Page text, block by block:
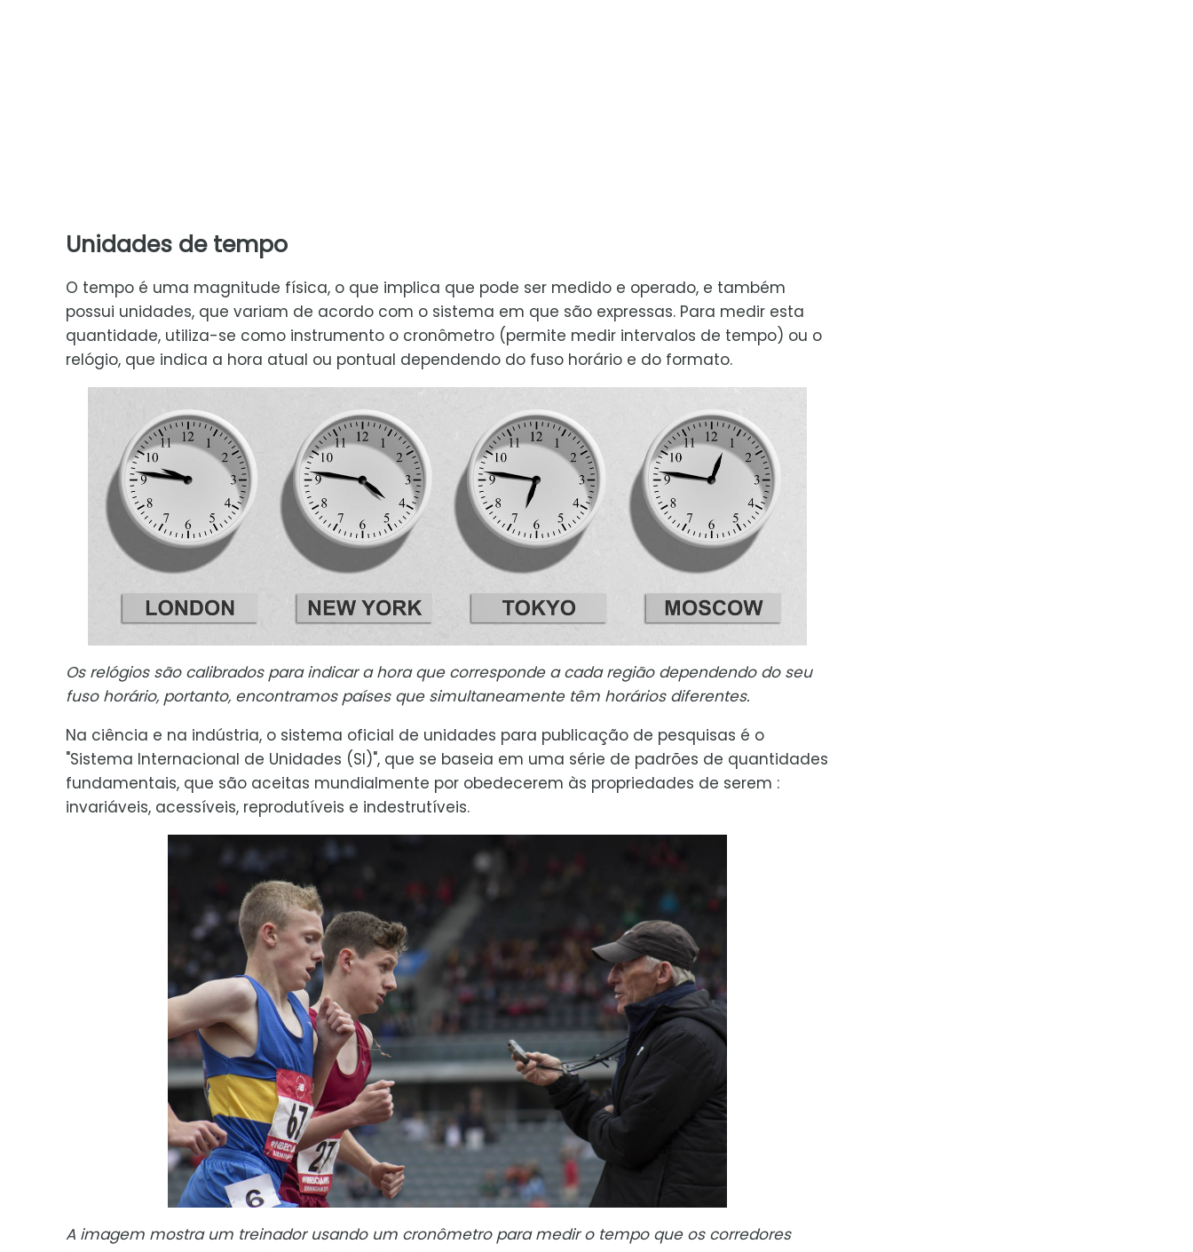
Unidades de tempo
O tempo é uma magnitude física, o que implica que pode ser medido e operado, e também
possui unidades, que variam de acordo com o sistema em que são expressas. Para medir esta
quantidade, utiliza-se como instrumento o cronômetro (permite medir intervalos de tempo) ou o
relógio, que indica a hora atual ou pontual dependendo do fuso horário e do formato.
Os relógios são calibrados para indicar a hora que corresponde a cada região dependendo do seu
fuso horário, portanto, encontramos países que simultaneamente têm horários diferentes.
Na ciência e na indústria, o sistema oficial de unidades para publicação de pesquisas é o
"Sistema Internacional de Unidades (SI)", que se baseia em uma série de padrões de quantidades
fundamentais, que são aceitas mundialmente por obedecerem às propriedades de serem :
invariáveis, acessíveis, reprodutíveis e indestrutíveis.
A imagem mostra um treinador usando um cronômetro para medir o tempo que os corredores